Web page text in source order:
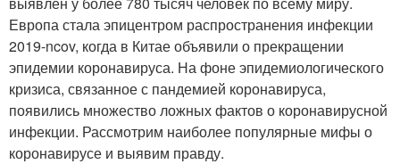
Европа стала эпицентром распространения инфекции
2019-ncov, когда в Китае объявили о прекращении
эпидемии коронавируса. На фоне эпидемиологического
кризиса, связанное с пандемией коронавируса,
появились множество ложных фактов о коронавирусной
инфекции. Рассмотрим наиболее популярные мифы о
коронавирусе и выявим правду.